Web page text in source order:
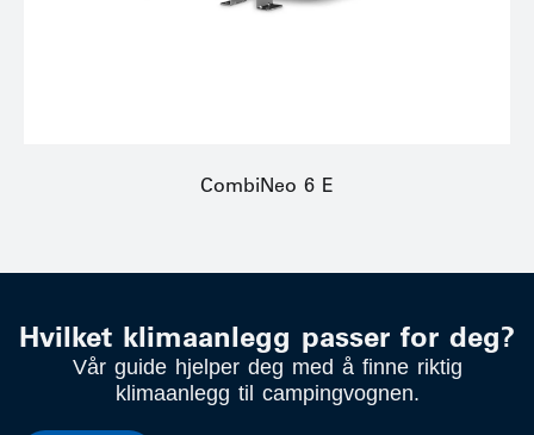
CombiNeo 6 E
Hvilket klimaanlegg passer for deg?
Vår guide hjelper deg med å finne riktig
klimaanlegg til campingvognen.